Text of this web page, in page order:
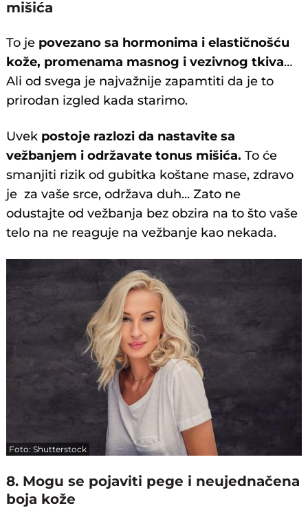
mišića
To je povezano sa hormonima i elastičnošću
kože, promenama masnog i vezivnog tkiva…
Ali od svega je najvažnije zapamtiti da je to
prirodan izgled kada starimo.
Uvek postoje razlozi da nastavite sa
vežbanjem i održavate tonus mišića. To će
smanjiti rizik od gubitka koštane mase, zdravo
je za vaše srce, održava duh... Zato ne
odustajte od vežbanja bez obzira na to što vaše
telo na ne reaguje na vežbanje kao nekada.
Foto: Shutterstock
8. Mogu se pojaviti pege i neujednačena
boja kože